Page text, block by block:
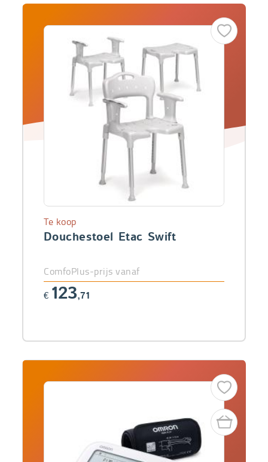
Douchestoel Etac Swift
Te koop
ComfoPlus-prijs vanaf
€ 123,71